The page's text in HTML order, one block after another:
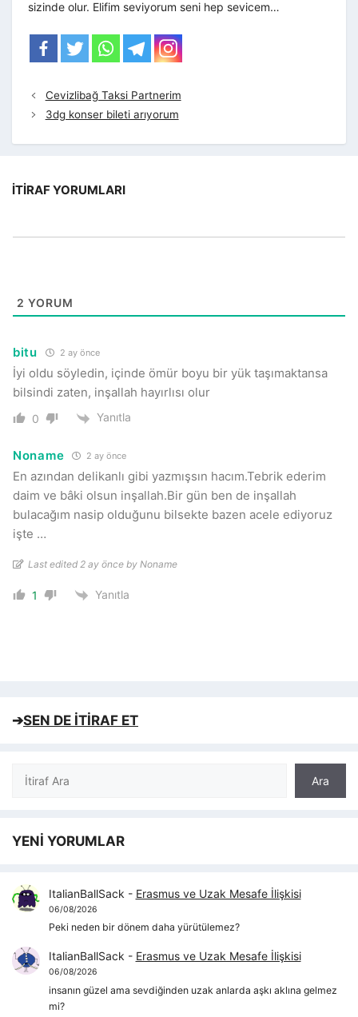
sizinde olur. Elifim seviyorum seni hep sevicem…
Cevizlibağ Taksi Partnerim
3dg konser bileti arıyorum
İTIRAF YORUMLARI
2 YORUM
bitu 2 ay önce
İyi oldu söyledin, içinde ömür boyu bir yük taşımaktansa
bilsindi zaten, inşallah hayırlısı olur
0 Yanıtla
Noname 2 ay önce
En azından delikanlı gibi yazmışsın hacım.Tebrik ederim
daim ve bâki olsun inşallah.Bir gün ben de inşallah
bulacağım nasip olduğunu bilsekte bazen acele ediyoruz
işte …
Last edited 2 ay önce by Noname
1 Yanıtla
➔SEN DE İTİRAF ET
Ara
Ara
YENİ YORUMLAR
ItalianBallSack - Erasmus ve Uzak Mesafe İlişkisi
06/08/2026
Peki neden bir dönem daha yürütülemez?
ItalianBallSack - Erasmus ve Uzak Mesafe İlişkisi
06/08/2026
insanın güzel ama sevdiğinden uzak anlarda aşkı aklına gelmez
mi?